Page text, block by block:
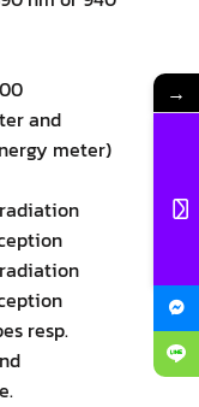
and
meter)
resp.
→